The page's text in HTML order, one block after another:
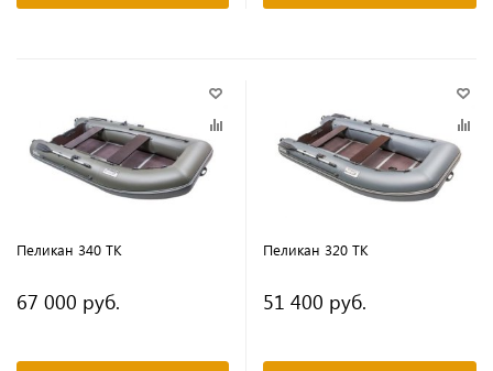
Пеликан 340 ТК
67 000 руб.
Пеликан 320 ТК
51 400 руб.